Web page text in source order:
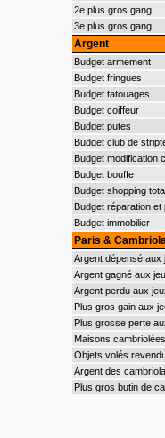
2e plus gros gang
3e plus gros gang
Argent
Budget armement
Budget fringues
Budget tatouages
Budget coiffeur
Budget putes
Budget club de
Budget modification
Budget bouffe
Budget shopping
Budget réparation
Budget immobilier
Paris &
Argent dépensé aux
Argent gagné aux
Argent perdu aux
Plus gros gain aux
Plus grosse perte
Maisons cambriolées
Objets volés
Argent des
Plus gros butin de